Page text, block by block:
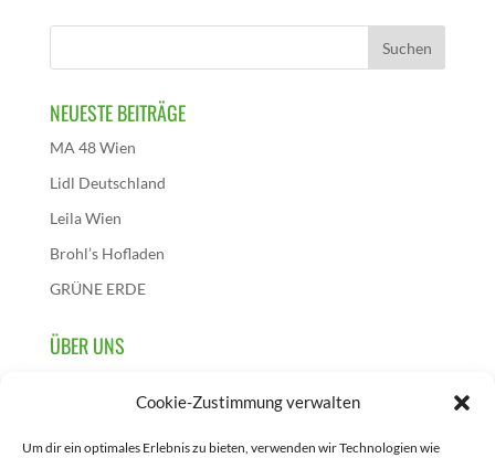
Cookie-Zustimmung verwalten
Um dir ein optimales Erlebnis zu bieten, verwenden wir Technologien wie
NEUESTE BEITRÄGE
MA 48 Wien
Lidl Deutschland
Leila Wien
Brohl’s Hofladen
GRÜNE ERDE
ÜBER UNS
Aktionstages und initiieren, sammeln und berichten über